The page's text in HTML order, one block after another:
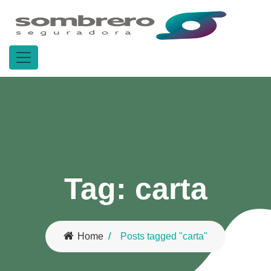
Tag: carta
Home Posts tagged "carta"